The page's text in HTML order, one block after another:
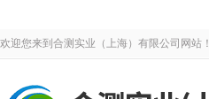
欢迎您来到合测实业（上海）有限公司网站！